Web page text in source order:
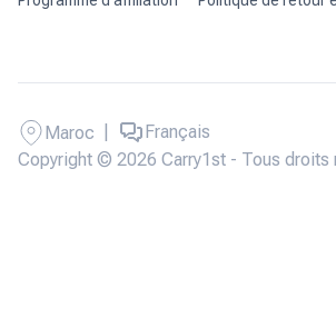
Copyright © 2026 Carry1st - Tous droits
Maroc Français